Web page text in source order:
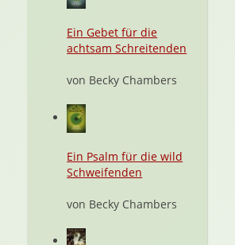
Ein Gebet für die
achtsam Schreitenden
von Becky Chambers
Ein Psalm für die wild
Schweifenden
von Becky Chambers